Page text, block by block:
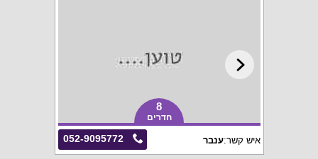
8
חדרים
052-9095772 איש קשר:ענבר